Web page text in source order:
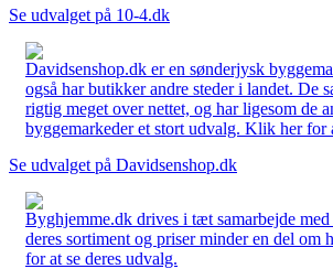
Se udvalget på 10-4.dk
Davidsenshop.dk er en sønderjysk
også har butikker andre steder i landet. De
rigtig meget over nettet, og har ligesom de
byggemarkeder et stort udvalg. Klik her for
Se udvalget på Davidsenshop.dk
Byghjemme.dk drives i tæt samarbejde med
deres sortiment og priser minder en del om
for at se deres udvalg.